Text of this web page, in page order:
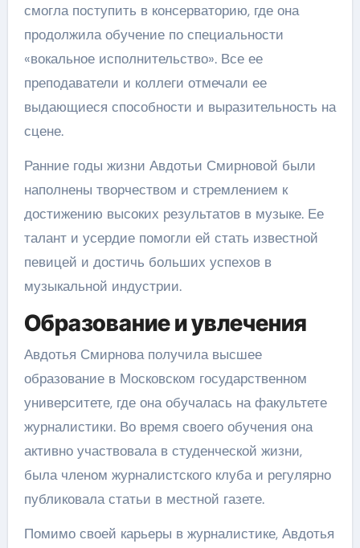
смогла поступить в консерваторию, где она
продолжила обучение по специальности
«вокальное исполнительство». Все ее
преподаватели и коллеги отмечали ее
выдающиеся способности и выразительность на
сцене.
Ранние годы жизни Авдотьи Смирновой были
наполнены творчеством и стремлением к
достижению высоких результатов в музыке. Ее
талант и усердие помогли ей стать известной
певицей и достичь больших успехов в
музыкальной индустрии.
Образование и увлечения
Авдотья Смирнова получила высшее
образование в Московском государственном
университете, где она обучалась на факультете
журналистики. Во время своего обучения она
активно участвовала в студенческой жизни,
была членом журналистского клуба и регулярно
публиковала статьи в местной газете.
Помимо своей карьеры в журналистике, Авдотья